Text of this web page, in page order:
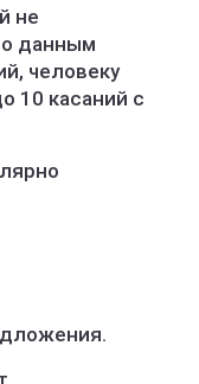
не
данным
человеку
10 касаний с